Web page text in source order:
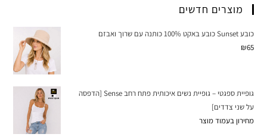
מוצרים חדשים
כובע Sunset כובע באקט 100% כותנה עם שרוך ואבזם
₪65
גופיית ספגטי – גופיית נשים איכותית פתח רחב Sense [הדפסה
על שני צדדים]
מחירון בעמוד מוצר